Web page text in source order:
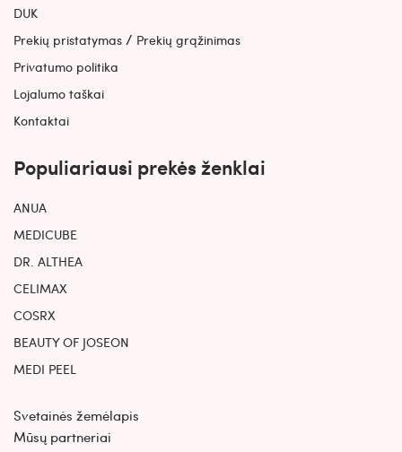
DUK
Prekių pristatymas / Prekių grąžinimas
Privatumo politika
Lojalumo taškai
Kontaktai
Populiariausi prekės ženklai
ANUA
MEDICUBE
DR. ALTHEA
CELIMAX
COSRX
BEAUTY OF JOSEON
MEDI PEEL
Svetainės žemėlapis
Mūsų partneriai